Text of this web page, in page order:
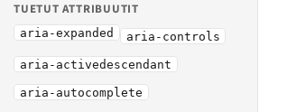
TUETUT ATTRIBUUTIT
aria-expanded aria-controls
aria-activedescendant
aria-autocomplete